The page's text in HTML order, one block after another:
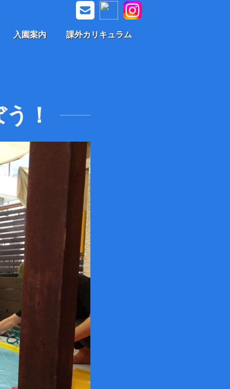
入園案内 課外カリキュラム
！